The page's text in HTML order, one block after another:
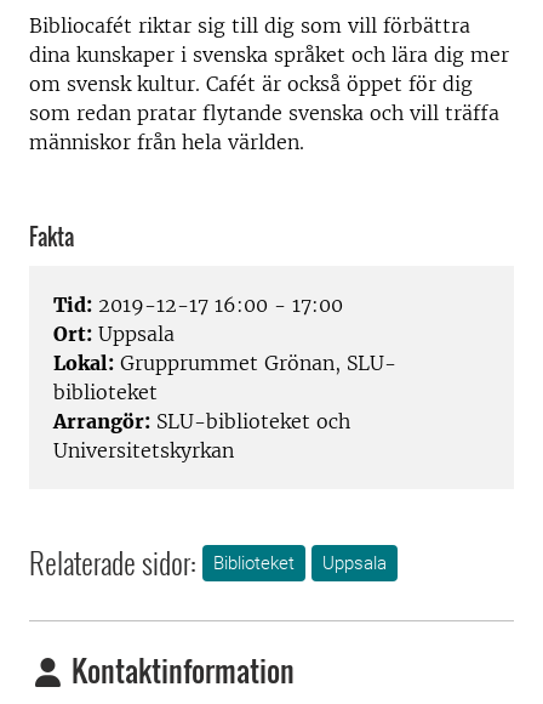
Bibliocafét riktar sig till dig som vill förbättra
dina kunskaper i svenska språket och lära dig mer
om svensk kultur. Cafét är också öppet för dig
som redan pratar flytande svenska och vill träffa
människor från hela världen.
Fakta
Tid: 2019-12-17 16:00 - 17:00
Ort: Uppsala
Lokal: Grupprummet Grönan, SLU-
biblioteket
Arrangör: SLU-biblioteket och
Universitetskyrkan
Relaterade sidor: Biblioteket Uppsala
Kontaktinformation